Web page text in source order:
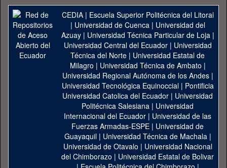
CEDIA| Escuela Superior Politécnica del Litoral
| Universidad de Cuenca| Universidad del
Azuay| Universidad Técnica Particular de Loja|
Universidad Central del Ecuador| Universidad
Técnica del Norte | Universidad Estatal de
Milagro | Universidad Técnica de Ambato |
Universidad Regional Autónoma de los Andes|
Universidad Tecnológica Equinoccial| Pontificia
Universidad Catolica del Ecuador | Universidad
Politécnica Salesiana | Universidad
Internacional del Ecuador | Universidad de las
Fuerzas Armadas-ESPE | Universidad de
Guayaquil| Universidad Técnica de Machala|
Universidad de Otavalo | Universidad Nacional
del Chimborazo | Universidad Estatal de Bolivar